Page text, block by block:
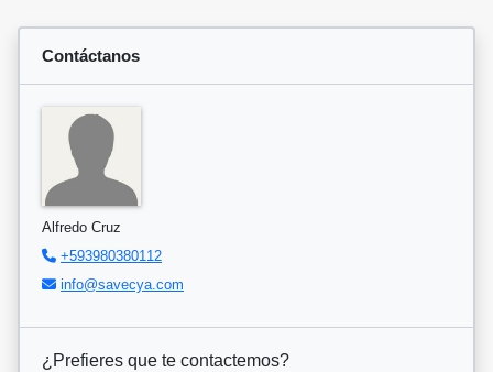
Contáctanos
Alfredo Cruz
+593980380112
info@savecya.com
¿Prefieres que te contactemos?